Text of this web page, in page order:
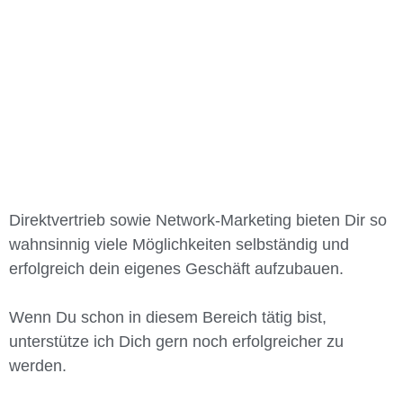
Direktvertrieb sowie Network-Marketing bieten Dir so
wahnsinnig viele Möglichkeiten selbständig und
erfolgreich dein eigenes Geschäft aufzubauen.
Wenn Du schon in diesem Bereich tätig bist,
unterstütze ich Dich gern noch erfolgreicher zu
werden.